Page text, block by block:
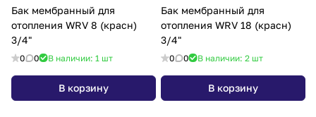
Бак мембранный для
отопления WRV 8 (красн)
3/4"
0 0 В наличии: 1 шт
В корзину
Бак мембранный для
отопления WRV 18 (красн)
3/4"
0 0 В наличии: 2 шт
В корзину